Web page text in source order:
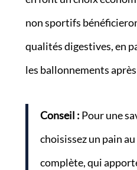
non sportifs
qualités digestives, en
les ballonnements
Conseil : Pour une
choisissez un pain
complète, qui